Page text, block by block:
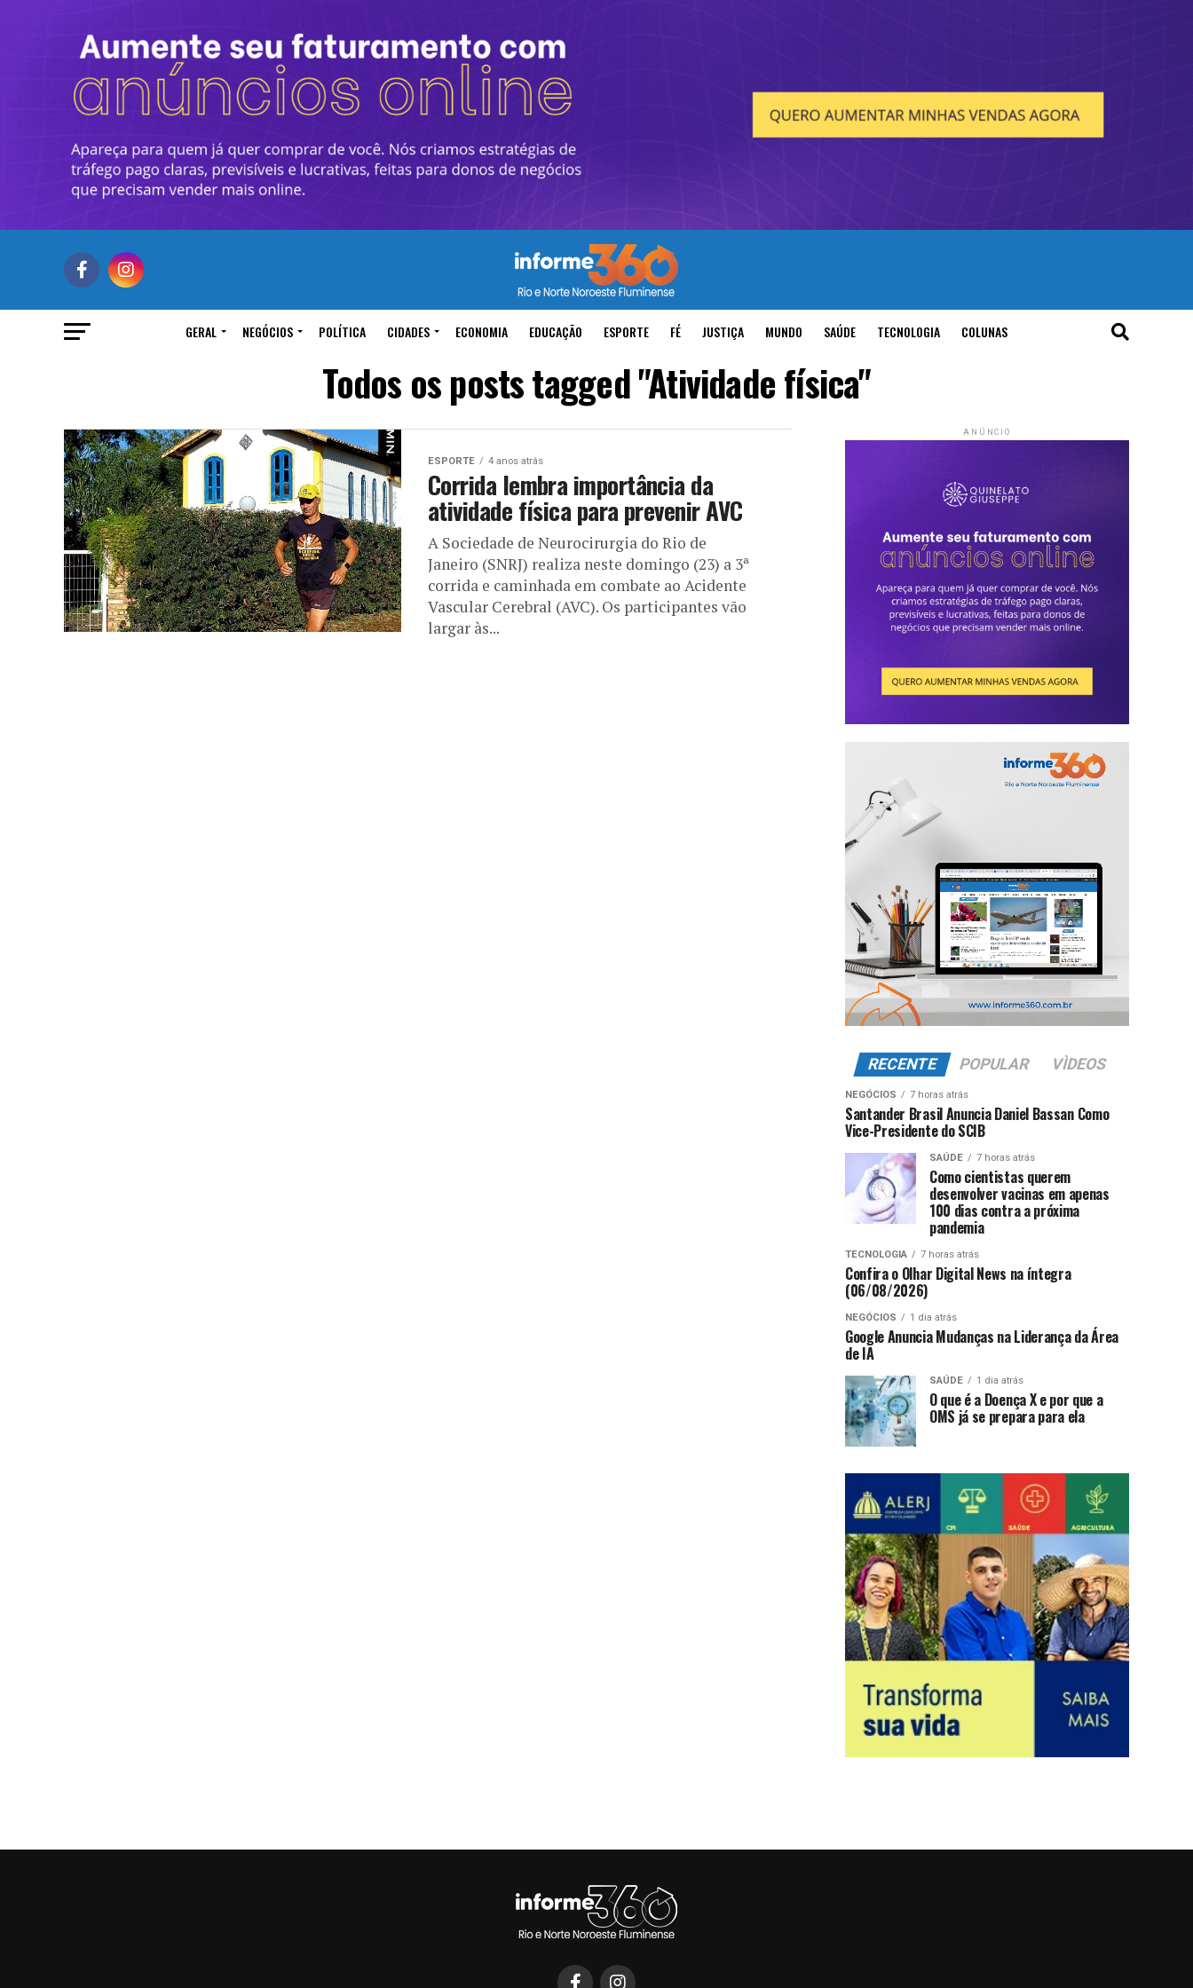
GERAL NEGÓCIOS POLÍTICA CIDADES ECONOMIA EDUCAÇÃO ESPORTE FÉ JUSTIÇA MUNDO SAÚDE TECNOLOGIA COLUNAS
Todos os posts tagged "Atividade física"
ESPORTE 4 anos atrás
Corrida lembra importância da
atividade física para prevenir AVC
A Sociedade de Neurocirurgia do Rio de
Janeiro (SNRJ) realiza neste domingo (23) a 3ª
corrida e caminhada em combate ao Acidente
Vascular Cerebral (AVC). Os participantes vão
largar às...
ANÚNCIO
RECENTE POPULAR VÌDEOS
NEGÓCIOS 7 horas atrás
Santander Brasil Anuncia Daniel Bassan Como
Vice-Presidente do SCIB
SAÚDE 7 horas atrás
Como cientistas querem
desenvolver vacinas em apenas
100 dias contra a próxima
pandemia
TECNOLOGIA 7 horas atrás
Confira o Olhar Digital News na íntegra
(06/08/2026)
NEGÓCIOS 1 dia atrás
Google Anuncia Mudanças na Liderança da Área
de IA
SAÚDE 1 dia atrás
O que é a Doença X e por que a
OMS já se prepara para ela